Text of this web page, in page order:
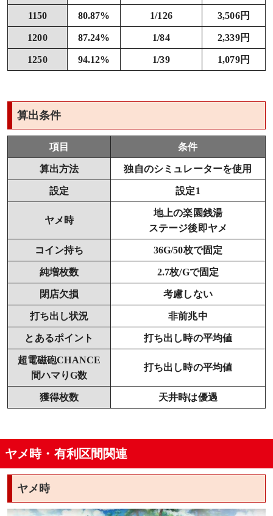
1150 80.87% 1/126 3,506円
1200 87.24% 1/84 2,339円
1250 94.12% 1/39 1,079円
算出条件
項目 条件
算出方法 独自のシミュレーターを使用
設定 設定1
ヤメ時
地上の楽園銭湯
ステージ後即ヤメ
コイン持ち 36G/50枚で固定
純増枚数 2.7枚/Gで固定
閉店欠損 考慮しない
打ち出し状況 非前兆中
とあるポイント 打ち出し時の平均値
超電磁砲CHANCE
間ハマりG数
打ち出し時の平均値
獲得枚数 天井時は優遇
ヤメ時・有利区間関連
ヤメ時